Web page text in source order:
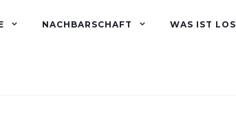
NACHBARSCHAFT WAS IST LOS